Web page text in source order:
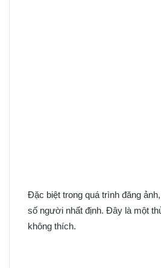
Đặc biệt trong quá trình đăng
số người nhất định. Đây là một
không thích.